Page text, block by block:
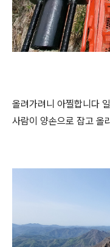
올려가려니 아찔합니다
사람이 양손으로 잡고 올